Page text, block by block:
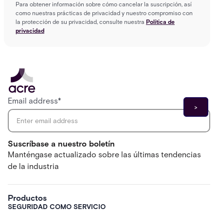
Para obtener información sobre cómo cancelar la suscripción, así
como nuestras prácticas de privacidad y nuestro compromiso con
la protección de su privacidad, consulte nuestra Política de
privacidad
Suscríbase a nuestro boletín
Manténgase actualizado sobre las últimas tendencias
de la industria
Email address*
Productos
SEGURIDAD COMO SERVICIO